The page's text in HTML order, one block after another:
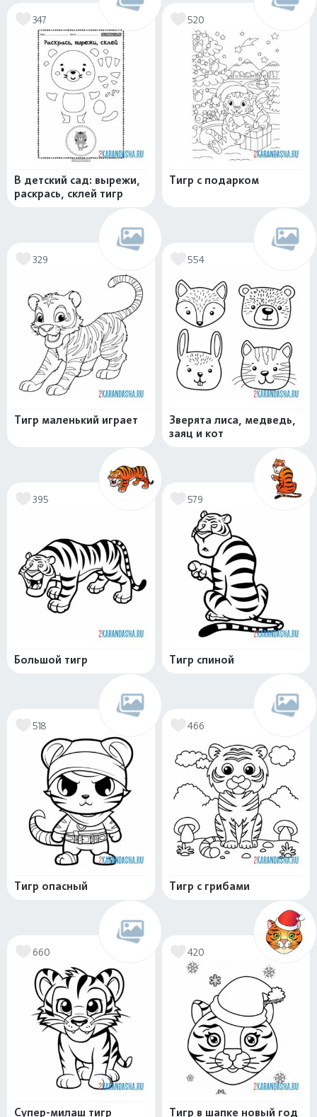
347
В детский сад: вырежи,
раскрась, склей тигр
520
Тигр с подарком
329
Тигр маленький играет
554
Зверята лиса, медведь,
заяц и кот
395
Большой тигр
579
Тигр спиной
518
Тигр опасный
466
Тигр с грибами
660
Супер-милаш тигр
420
Тигр в шапке новый год